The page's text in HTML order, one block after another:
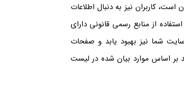
کاربران نیز به دنبال اطلاعات
از منابع رسمی قانونی دارای
شما نیز بهبود یابد و صفحات
بر اساس موارد بیان شده در لیست